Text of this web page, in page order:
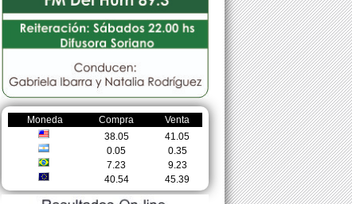
Moneda Compra
Venta
38.05
41.05
0.05
0.35
7.23
9.23
40.54
45.39